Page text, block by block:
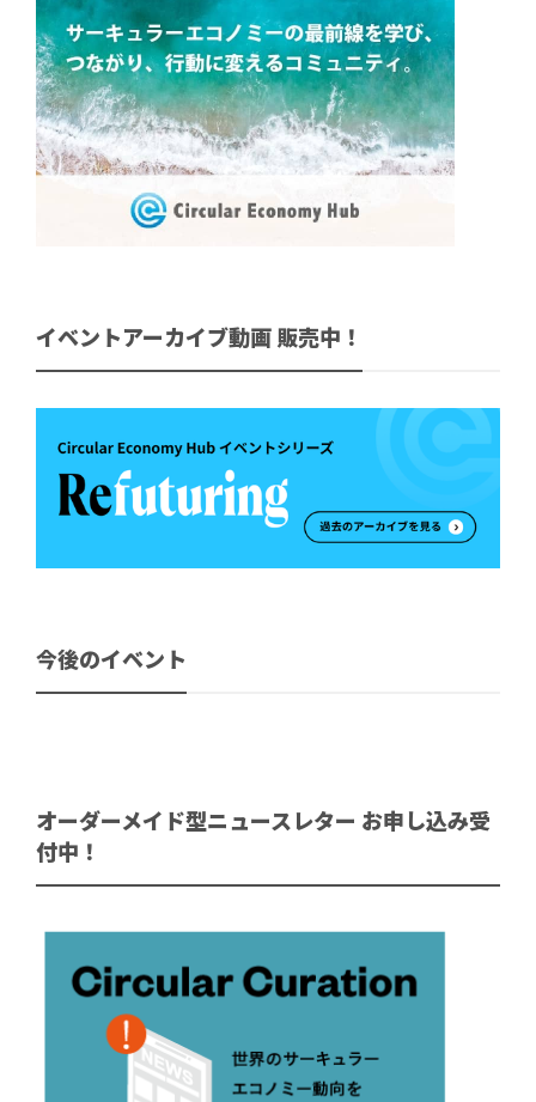
イベントアーカイブ動画 販売中！
今後のイベント
オーダーメイド型ニュースレター お申し込み受
付中！